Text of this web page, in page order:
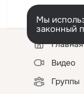
Мы
законный
Левая
колонкаГлавная
Видео
Группы